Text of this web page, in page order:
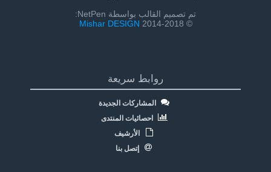
تم تصميم القالب بواسطة NetPen:
© 2014-2018
Mishar DESIGN
روابط سريعة
المشاركات الجديدة
احصائيات المنتدى
الأرشيف
إتصل بنا